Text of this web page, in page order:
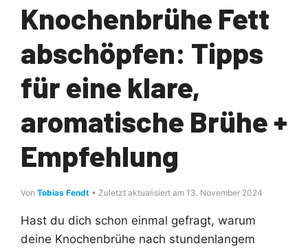
Knochenbrühe Fett
abschöpfen: Tipps
für eine klare,
aromatische Brühe +
Empfehlung
Von Tobias Fendt • Zuletzt aktualisiert am 13. November 2024
Hast du dich schon einmal gefragt, warum
deine Knochenbrühe nach stundenlangem